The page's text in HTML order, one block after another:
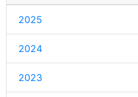
2025
2024
2023